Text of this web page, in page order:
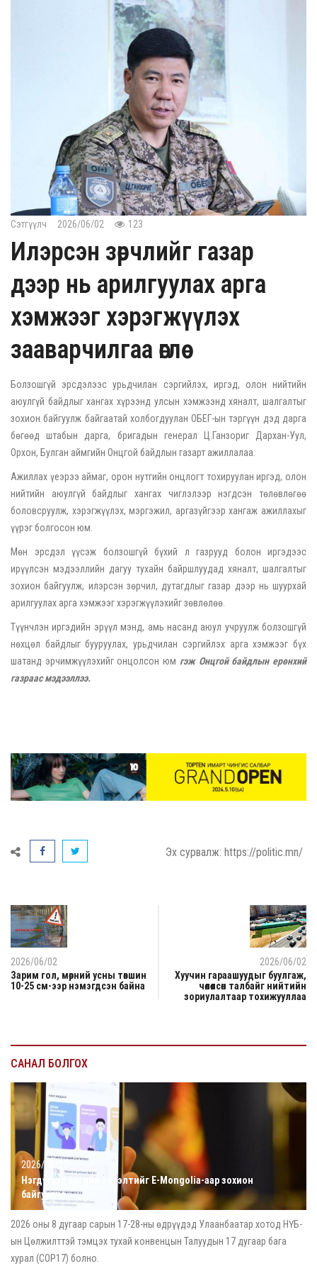
Сэтгүүлч 2026/06/02 123
Илэрсэн зөрчлийг газар
дээр нь арилгуулах арга
хэмжээг хэрэгжүүлэх
зааварчилгаа өглөө
Болзошгүй эрсдэлээс урьдчилан сэргийлэх, иргэд, олон нийтийн
аюулгүй байдлыг хангах хүрээнд улсын хэмжээнд хяналт, шалгалтыг
зохион байгуулж байгаатай холбогдуулан ОБЕГ-ын тэргүүн дэд дарга
бөгөөд штабын дарга, бригадын генерал Ц.Ганзориг Дархан-Уул,
Орхон, Булган аймгийн Онцгой байдлын газарт ажиллалаа.
Ажиллах үеэрээ аймаг, орон нутгийн онцлогт тохируулан иргэд, олон
нийтийн аюулгүй байдлыг хангах чиглэлээр нэгдсэн төлөвлөгөө
боловсруулж, хэрэгжүүлэх, мэргэжил, аргазүйгээр хангаж ажиллахыг
үүрэг болгосон юм.
Мөн эрсдэл үүсэж болзошгүй бүхий л газрууд болон иргэдээс
ирүүлсэн мэдээллийн дагуу тухайн байршлуудад хяналт, шалгалтыг
зохион байгуулж, илэрсэн зөрчил, дутагдлыг газар дээр нь шуурхай
арилгуулах арга хэмжээг хэрэгжүүлэхийг зөвлөлөө.
Түүнчлэн иргэдийн эрүүл мэнд, амь насанд аюул учруулж болзошгүй
нөхцөл байдлыг бууруулах, урьдчилан сэргийлэх арга хэмжээг бүх
шатанд эрчимжүүлэхийг онцолсон юм гэж Онцгой байдлын ерөнхий
газраас мэдээллээ.
Эх сурвалж: https://politic.mn/
2026/06/02
Зарим гол, мөрний усны төвшин
10-25 см-ээр нэмэгдсэн байна
2026/06/02
Хуучин гараашуудыг буулгаж,
чөлөөлсөн талбайг нийтийн
зориулалтаар тохижууллаа
САНАЛ БОЛГОХ
2026/08/07
Нэгдүгээр ангийн элсэлтийг E-Mongolia-аар зохион
байгуулна
2026 оны 8 дугаар сарын 17-28-ны өдрүүдэд Улаанбаатар хотод НҮБ-
ын Цөлжилттэй тэмцэх тухай конвенцын Талуудын 17 дугаар бага
хурал (COP17) болно.